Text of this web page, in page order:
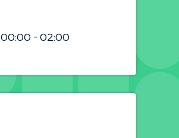
00:00 - 02:00